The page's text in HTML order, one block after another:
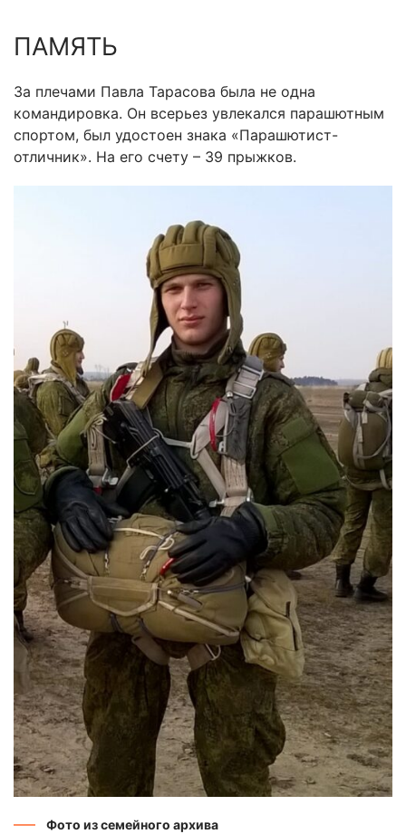
ПАМЯТЬ
За плечами Павла Тарасова была не одна
командировка. Он всерьез увлекался парашютным
спортом, был удостоен знака «Парашютист-
отличник». На его счету – 39 прыжков.
Фото из семейного архива